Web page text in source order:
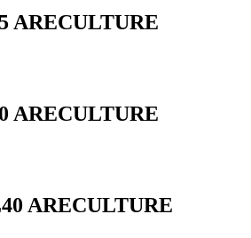
ARECULTURE
ARECULTURE
ARECULTURE